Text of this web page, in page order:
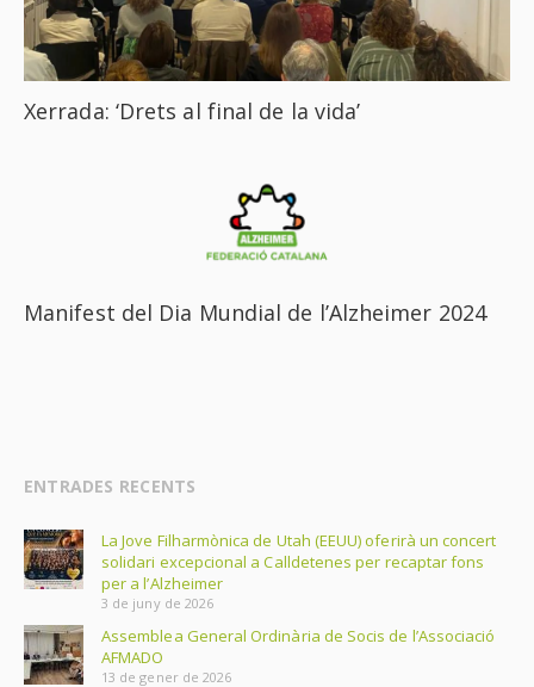
Xerrada: ‘Drets al final de la vida’
Manifest del Dia Mundial de l’Alzheimer 2024
ENTRADES RECENTS
La Jove Filharmònica de Utah (EEUU) oferirà un concert
solidari excepcional a Calldetenes per recaptar fons
per a l’Alzheimer
3 de juny de 2026
Assemblea General Ordinària de Socis de l’Associació
AFMADO
13 de gener de 2026